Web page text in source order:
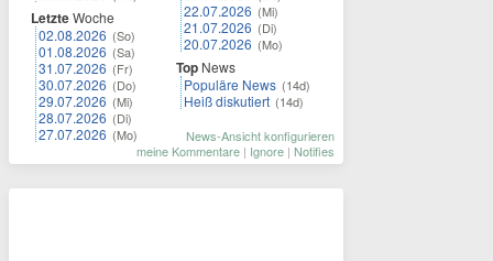
LetzteWoche
02.08.2026 (So)
01.08.2026 (Sa)
31.07.2026 (Fr)
30.07.2026 (Do)
29.07.2026 (Mi)
28.07.2026 (Di)
27.07.2026 (Mo)
22.07.2026 (Mi)
21.07.2026 (Di)
20.07.2026 (Mo)
Top News
Populäre News (14d)
Heiß diskutiert (14d)
News-Ansicht konfigurieren
meine Kommentare | Ignore | Notifies